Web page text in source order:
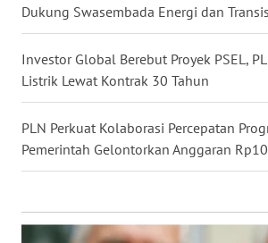
Dukung Swasembada Energi dan
Investor Global Berebut Proyek PSEL,
Listrik Lewat Kontrak 30 Tahun
PLN Perkuat Kolaborasi Percepatan
Pemerintah Gelontorkan Anggaran
WN
SULSEL
WN
GORONTALO
WN
WN